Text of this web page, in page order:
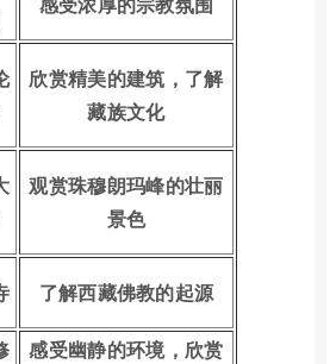
欣赏精美的建筑，了解
藏族文化
观赏珠穆朗玛峰的壮丽
景色
了解西藏佛教的起源
感受幽静的环境，欣赏